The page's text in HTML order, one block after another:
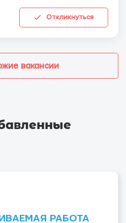
Откликнуться
вакансии
РАБОТА